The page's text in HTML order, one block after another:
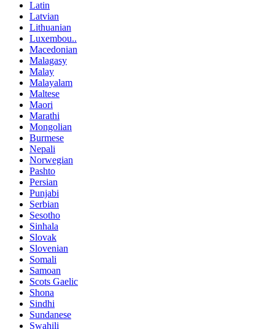
Latin
Latvian
Lithuanian
Luxembou..
Macedonian
Malagasy
Malay
Malayalam
Maltese
Maori
Marathi
Mongolian
Burmese
Nepali
Norwegian
Pashto
Persian
Punjabi
Serbian
Sesotho
Sinhala
Slovak
Slovenian
Somali
Samoan
Scots Gaelic
Shona
Sindhi
Sundanese
Swahili